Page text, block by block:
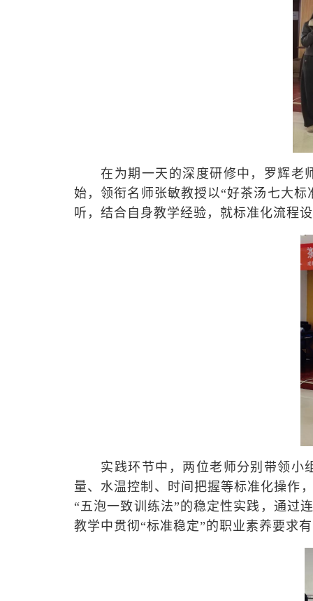
在为期一天的深度研修中，罗辉老
始，领衔名师张敏教授以“好茶汤七大
听，结合自身教学经验，就标准化流程
实践环节中，两位老师分别带领小
量、水温控制、时间把握等标准化操作
“五泡一致训练法”的稳定性实践，通过
教学中贯彻“标准稳定”的职业素养要